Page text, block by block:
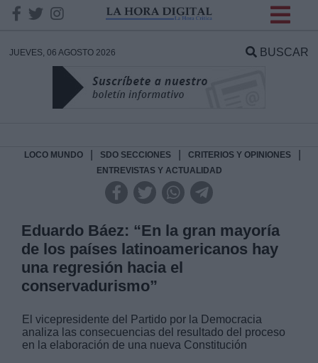
JUEVES, 06 AGOSTO 2026 BUSCAR
LOCO MUNDO SDO SECCIONES CRITERIOS Y OPINIONES
ENTREVISTAS Y ACTUALIDAD
Eduardo Báez: “En la gran mayoría
de los países latinoamericanos hay
una regresión hacia el
conservadurismo”
El vicepresidente del Partido por la Democracia
analiza las consecuencias del resultado del proceso
en la elaboración de una nueva Constitución
DATOS
Responsable:
Legitimación:
Destinatarios: